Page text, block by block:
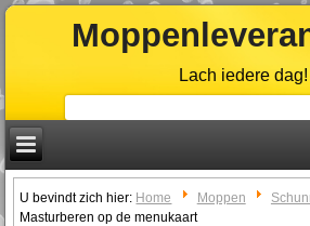
Lach iedere dag!
U bevindt zich hier: Home Moppen
Masturberen op de menukaart